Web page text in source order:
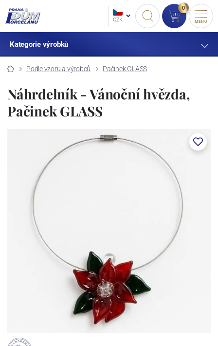
CZK
0
MENU
Kategorie výrobků
Podle vzoru a výrobců Pačinek GLASS
Náhrdelník - Vánoční hvězda,
Pačinek GLASS